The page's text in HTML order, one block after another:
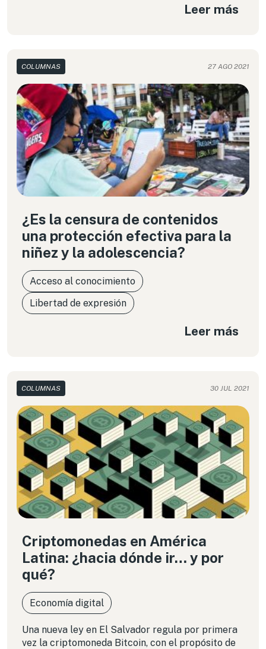
para contener la pandemia, desde unaLeer más
COLUMNAS 27 AGO 2021
¿Es la censura de contenidos
una protección efectiva para la
niñez y la adolescencia?
Acceso al conocimiento
Libertad de expresión
Leer más
COLUMNAS 30 JUL 2021
Criptomonedas en América
Latina: ¿hacia dónde ir… y por
qué?
Economía digital
Una nueva ley en El Salvador regula por primera
vez la criptomoneda Bitcoin, con el propósito de